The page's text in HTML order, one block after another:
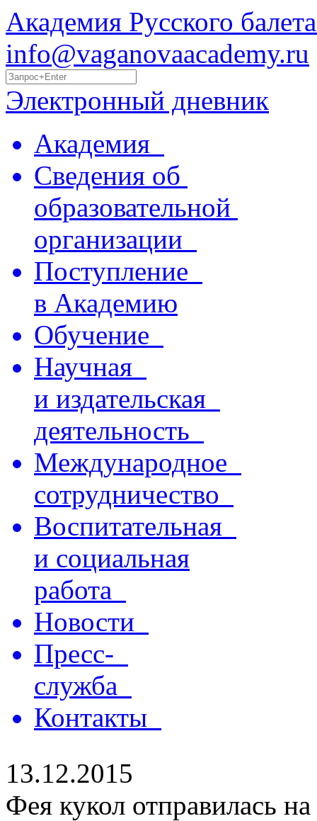
Академия Русского
info@vaganovaacademy.ru
Электронный дневник
Академия
Сведения об
образовательной
организации
Поступление
в Академию
Обучение
Научная
и издательская
деятельность
Международное
сотрудничество
Воспитательная
и социальная
работа
Новости
Пресс-
служба
Контакты
13.12.2015
Фея кукол отправилась